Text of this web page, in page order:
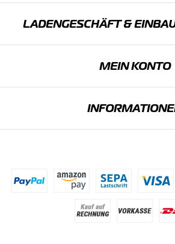
LADENGESCHÄFT &
MEIN KONTO